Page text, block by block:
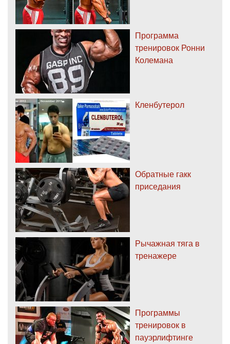
Программа
тренировок Ронни
Колемана
Кленбутерол
Обратные гакк
приседания
Рычажная тяга в
тренажере
Программы
тренировок в
пауэрлифтинге